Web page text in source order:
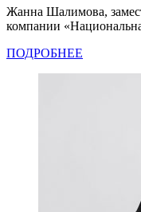
Жанна Шалимова,
компании
ПОДРОБНЕЕ